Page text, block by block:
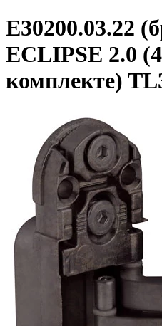
E30200.03.22
ECLIPSE 2.0
комплекте)